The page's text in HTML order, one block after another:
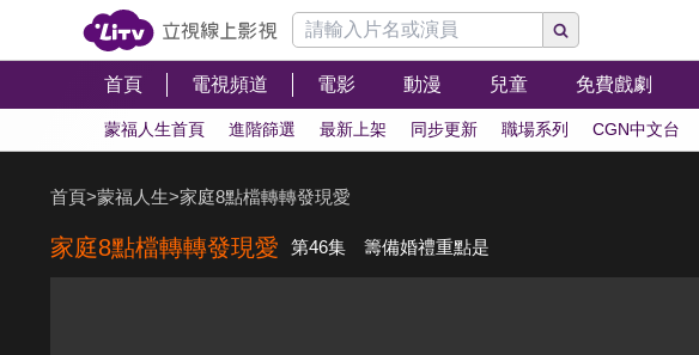
首頁 電視頻道 電影 動漫 兒童 免費戲劇
蒙福人生首頁 進階篩選 最新上架 同步更新 職場系列 CGN中文台
首頁>蒙福人生>家庭8點檔轉轉發現愛
家庭8點檔轉轉發現愛 第46集 籌備婚禮重點是